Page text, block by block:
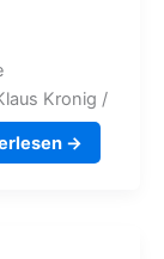
Kronig /
→